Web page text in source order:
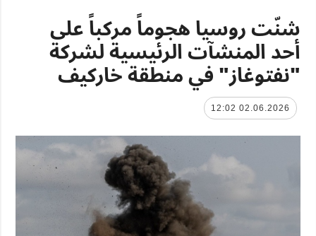
شنّت روسيا هجوماً مركباً على
أحد المنشآت الرئيسية لشركة
"نفتوغاز" في منطقة خاركيف
02.06.2026 12:02